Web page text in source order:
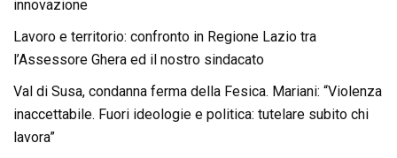
innovazione
Lavoro e territorio: confronto in Regione Lazio tra
l’Assessore Ghera ed il nostro sindacato
Val di Susa, condanna ferma della Fesica. Mariani: “Violenza
inaccettabile. Fuori ideologie e politica: tutelare subito chi
lavora”